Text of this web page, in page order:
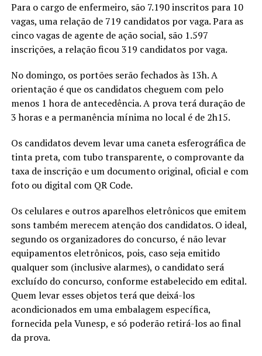
Para o cargo de enfermeiro, são 7.190 inscritos para 10
vagas, uma relação de 719 candidatos por vaga. Para as
cinco vagas de agente de ação social, são 1.597
inscrições, a relação ficou 319 candidatos por vaga.
No domingo, os portões serão fechados às 13h. A
orientação é que os candidatos cheguem com pelo
menos 1 hora de antecedência. A prova terá duração de
3 horas e a permanência mínima no local é de 2h15.
Os candidatos devem levar uma caneta esferográfica de
tinta preta, com tubo transparente, o comprovante da
taxa de inscrição e um documento original, oficial e com
foto ou digital com QR Code.
Os celulares e outros aparelhos eletrônicos que emitem
sons também merecem atenção dos candidatos. O ideal,
segundo os organizadores do concurso, é não levar
equipamentos eletrônicos, pois, caso seja emitido
qualquer som (inclusive alarmes), o candidato será
excluído do concurso, conforme estabelecido em edital.
Quem levar esses objetos terá que deixá-los
acondicionados em uma embalagem específica,
fornecida pela Vunesp, e só poderão retirá-los ao final
da prova.